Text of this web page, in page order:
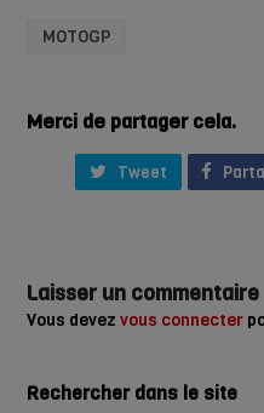
MOTOGP
Merci de partager cela.
Tweet
Laisser un commentaire
Vous devezvous connecter
Rechercher dans le site